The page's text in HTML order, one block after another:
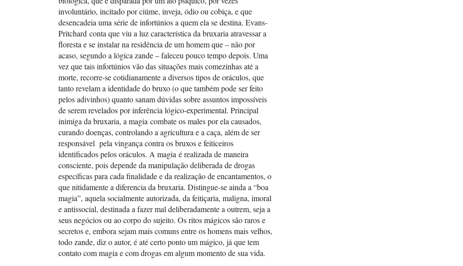
involuntário, incitado por ciúme, inveja, ódio ou cobiça, e que
desencadeia uma série de infortúnios a quem ela se destina. Evans-
Pritchard conta que viu a luz característica da bruxaria atravessar a
floresta e se instalar na residência de um homem que – não por
acaso, segundo a lógica zande – faleceu pouco tempo depois. Uma
vez que tais infortúnios vão das situações mais comezinhas até a
morte, recorre-se cotidianamente a diversos tipos de oráculos, que
tanto revelam a identidade do bruxo (o que também pode ser feito
pelos adivinhos) quanto sanam dúvidas sobre assuntos impossíveis
de serem revelados por inferência lógico-experimental. Principal
inimiga da bruxaria, a magia combate os males por ela causados,
curando doenças, controlando a agricultura e a caça, além de ser
responsável pela vingança contra os bruxos e feiticeiros
identificados pelos oráculos. A magia é realizada de maneira
consciente, pois depende da manipulação deliberada de drogas
específicas para cada finalidade e da realização de encantamentos, o
que nitidamente a diferencia da bruxaria. Distingue-se ainda a “boa
magia”, aquela socialmente autorizada, da feitiçaria, maligna, imoral
e antissocial, destinada a fazer mal deliberadamente a outrem, seja a
seus negócios ou ao corpo do sujeito. Os ritos mágicos são raros e
secretos e, embora sejam mais comuns entre os homens mais velhos,
todo zande, diz o autor, é até certo ponto um mágico, já que tem
contato com magia e com drogas em algum momento de sua vida.